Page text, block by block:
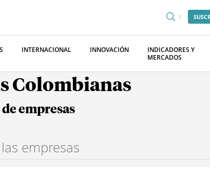
INTERNACIONAL INNOVACIÓN
INDICADORES Y
MERCADOS
Colombianas
empresas